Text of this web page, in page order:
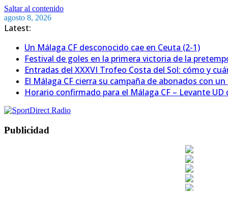
Saltar al contenido
agosto 8, 2026
Latest:
Un Málaga CF desconocido cae en Ceuta (2-1)
Festival de goles en la primera victoria de la
Entradas del XXXVI Trofeo Costa del Sol: cómo y
El Málaga CF cierra su campaña de abonados con
Horario confirmado para el Málaga CF – Levante UD
Publicidad